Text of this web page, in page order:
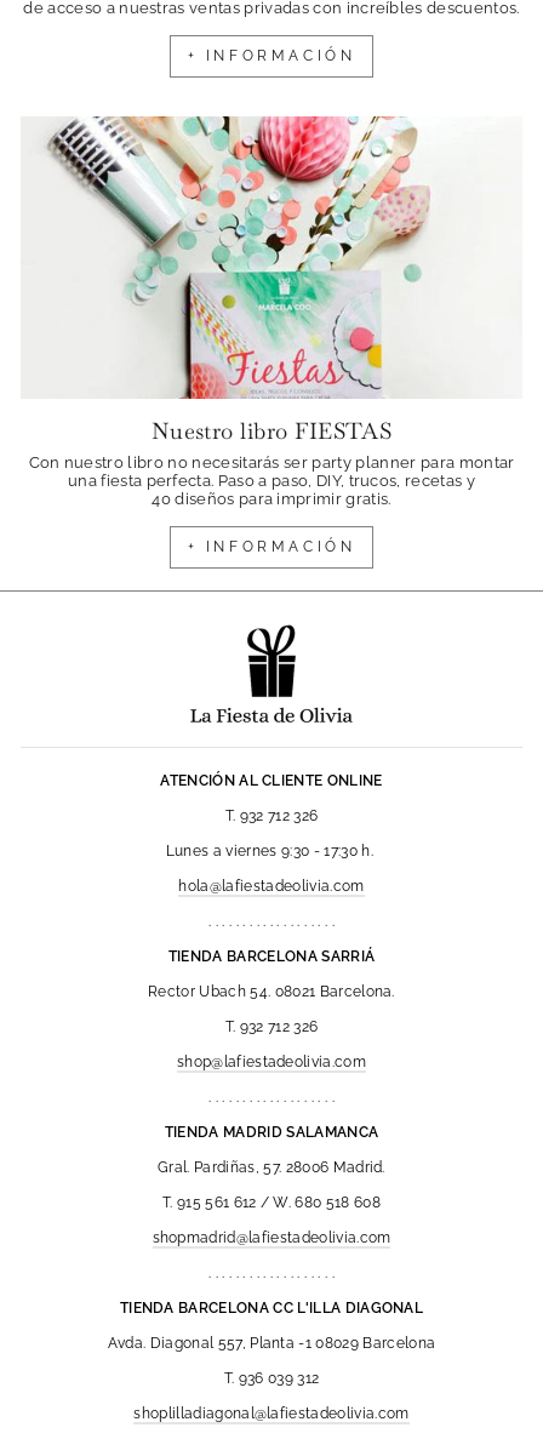
de acceso a nuestras ventas privadas con increíbles descuentos.
+ INFORMACIÓN
Nuestro libro FIESTAS
Con nuestro libro no necesitarás ser party planner para montar
una fiesta perfecta. Paso a paso, DIY, trucos, recetas y
40 diseños para imprimir gratis.
+ INFORMACIÓN
ATENCIÓN AL CLIENTE ONLINE
T. 932 712 326
Lunes a viernes 9:30 - 17:30 h.
hola@lafiestadeolivia.com
. . . . . . . . . . . . . . . . . . .
TIENDA BARCELONA SARRIÁ
Rector Ubach 54. 08021 Barcelona.
T. 932 712 326
shop@lafiestadeolivia.com
. . . . . . . . . . . . . . . . . . .
TIENDA MADRID SALAMANCA
Gral. Pardiñas, 57. 28006 Madrid.
T. 915 561 612 / W. 680 518 608
shopmadrid@lafiestadeolivia.com
. . . . . . . . . . . . . . . . . . .
TIENDA BARCELONA CC L'ILLA DIAGONAL
Avda. Diagonal 557, Planta -1 08029 Barcelona
T. 936 039 312
shoplilladiagonal@lafiestadeolivia.com